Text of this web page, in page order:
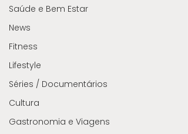
Saúde e Bem Estar
News
Fitness
Lifestyle
Séries / Documentários
Cultura
Gastronomia e Viagens